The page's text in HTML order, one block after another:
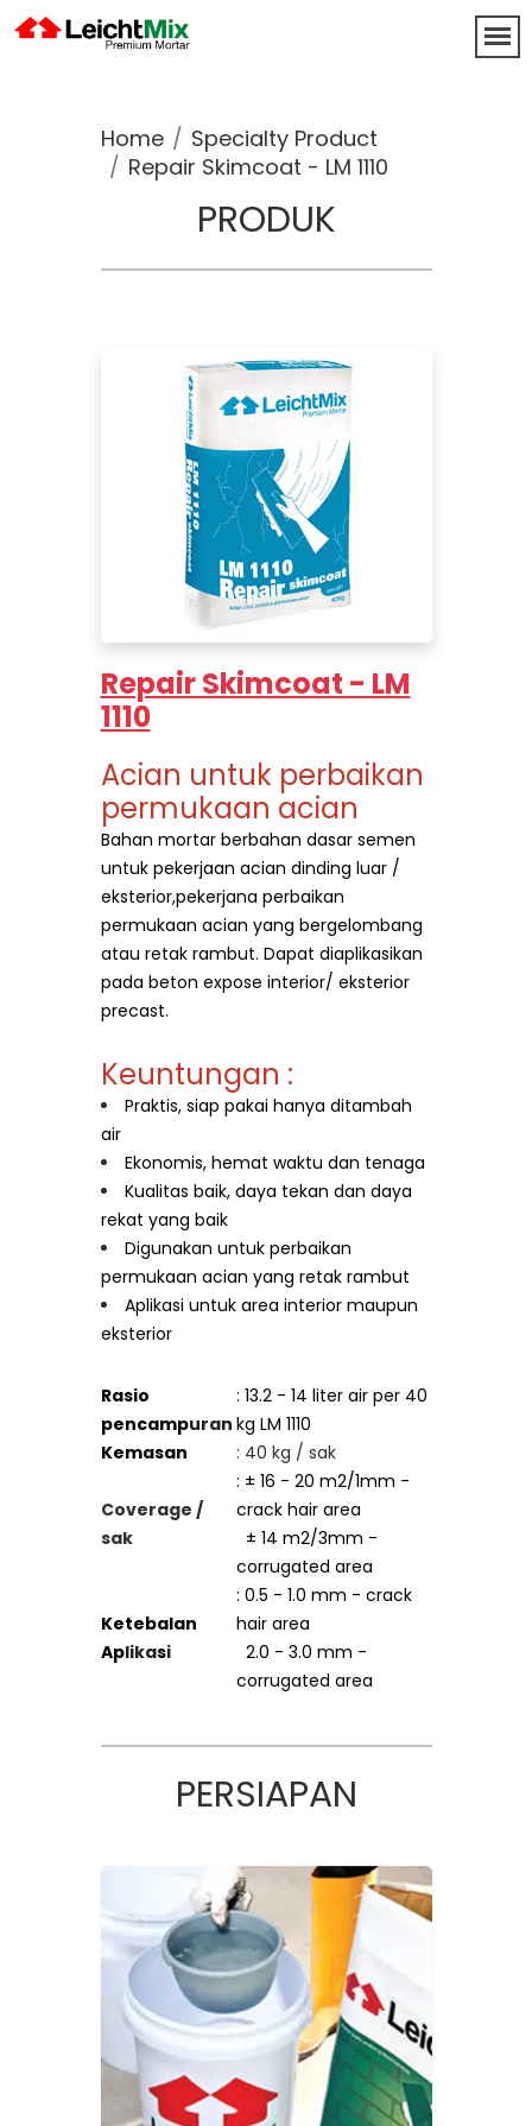
Home
Specialty Product
Repair Skimcoat - LM 1110
PRODUK
Repair Skimcoat - LM
1110
Acian untuk perbaikan
permukaan acian
Bahan mortar berbahan dasar semen
untuk pekerjaan acian dinding luar /
eksterior,pekerjana perbaikan
permukaan acian yang bergelombang
atau retak rambut. Dapat diaplikasikan
pada beton expose interior/ eksterior
precast.
Keuntungan :
Praktis, siap pakai hanya ditambah
air
Ekonomis, hemat waktu dan tenaga
Kualitas baik, daya tekan dan daya
rekat yang baik
Digunakan untuk perbaikan
permukaan acian yang retak rambut
Aplikasi untuk area interior maupun
eksterior
Rasio
pencampuran
: 13.2 - 14 liter air per 40
kg LM 1110
Kemasan
: 40 kg / sak
Coverage /
sak
: ± 16 - 20 m2/1mm -
crack hair area
± 14 m2/3mm -
corrugated area
Ketebalan
Aplikasi
: 0.5 - 1.0 mm - crack
hair area
2.0 - 3.0 mm -
corrugated area
PERSIAPAN